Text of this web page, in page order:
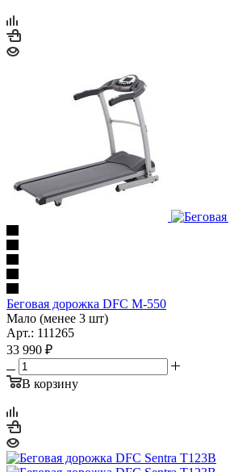
Беговая дорожка DFC M-550
Мало (менее 3 шт)
Арт.: 111265
33 990 ₽
В корзину